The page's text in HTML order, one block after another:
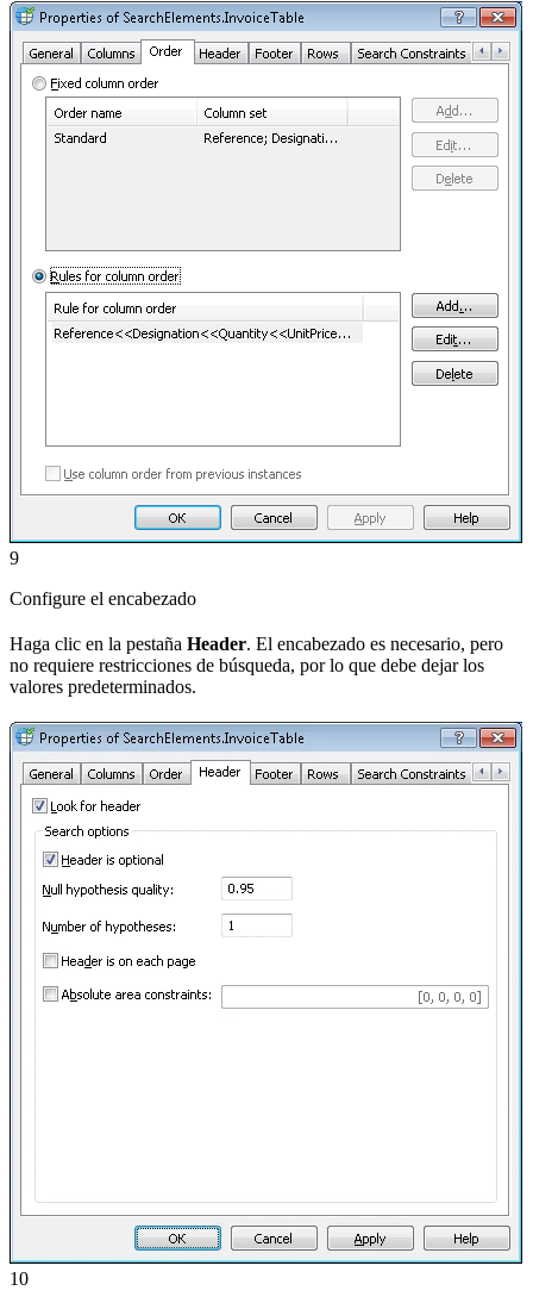
9
Configure el encabezado
Haga clic en la pestaña Header. El encabezado es necesario, pero
no requiere restricciones de búsqueda, por lo que debe dejar los
valores predeterminados.
10